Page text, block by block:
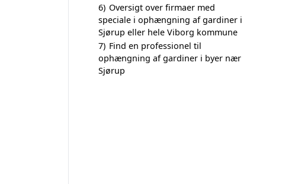
6) Oversigt over firmaer med
speciale i ophængning af gardiner i
Sjørup eller hele Viborg kommune
7) Find en professionel til
ophængning af gardiner i byer nær
Sjørup